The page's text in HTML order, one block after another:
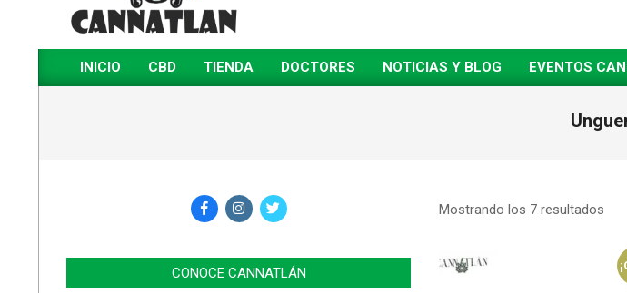
Menú
INICIO CBD TIENDA DOCTORES NOTICIAS Y BLOG EVENTOS
Mostrando los 7 resultados
CONOCE CANNATLÁN